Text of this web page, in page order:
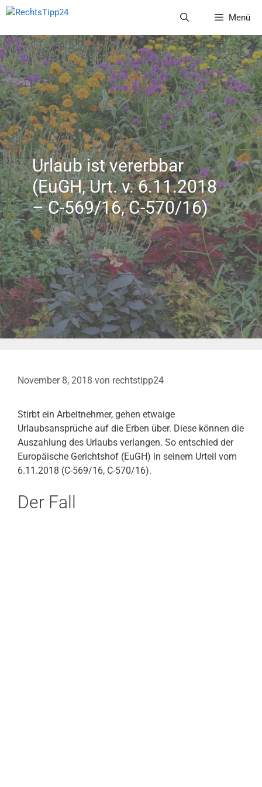
Zum
springen
Menü
Urlaub ist vererbbar
(EuGH, Urt. v. 6.11.2018
– C-569/16, C-570/16)
November 8, 2018 von rechtstipp24
Stirbt ein Arbeitnehmer, gehen etwaige
Urlaubsansprüche auf die Erben über. Diese können die
Auszahlung des Urlaubs verlangen. So entschied der
Europäische Gerichtshof (EuGH) in seinem Urteil vom
6.11.2018 (C-569/16, C-570/16).
Der Fall